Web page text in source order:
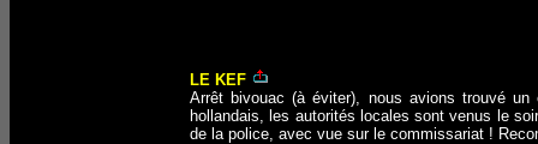
LE KEF
Arrêt bivouac (à éviter), nous avions trouvé
hollandais, les autorités locales sont venus le
de la police, avec vue sur le commissariat !